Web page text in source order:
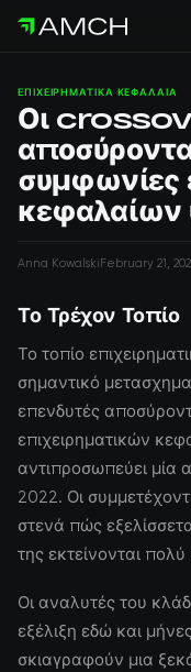
ΕΠΙΧΕΙΡΗΜΑΤΙΚΆ ΚΕΦΆΛΑΙΑ
Οι
συμφωνίες
κεφαλαίων
Anna KowalskiFebruary 21,
Το Τρέχον Τοπίο
Το τοπίο
σημαντικό
επενδυτές
επιχειρηματικών
αντιπροσωπεύει μία
2022. Οι
στενά πώς
της εκτείνονται
Οι αναλυτές του
εξέλιξη εδώ και
σκιαγραφούν μια